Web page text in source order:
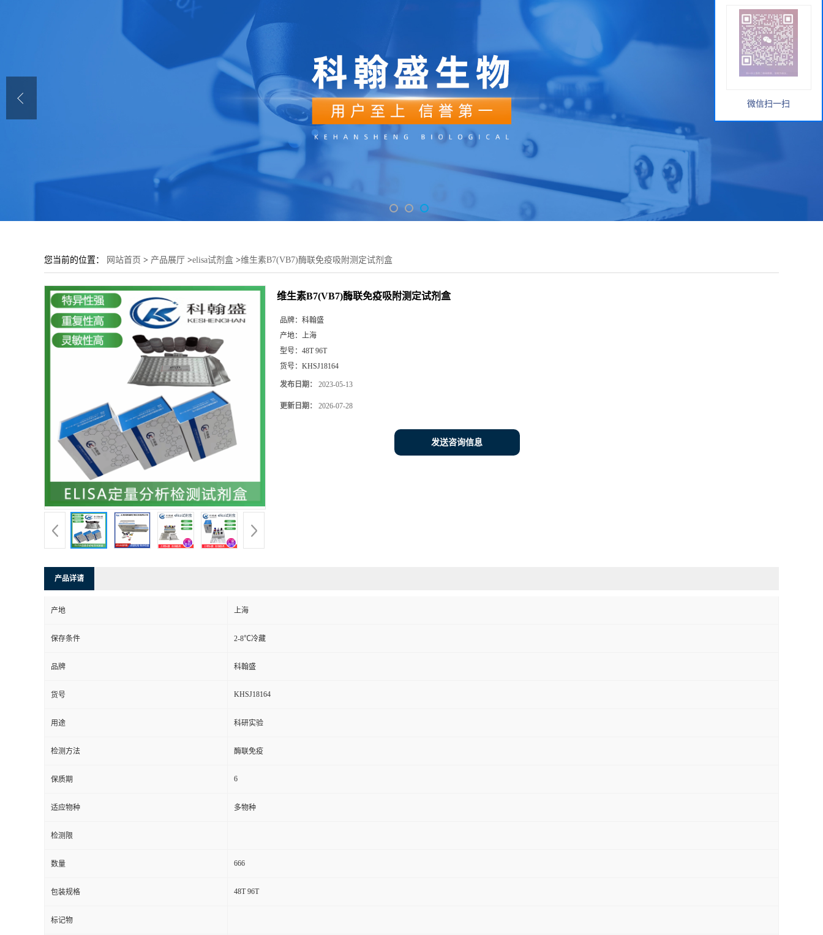
您当前的位置： 网站首页 > 产品展厅 >elisa试剂盒 >维生素B7(VB7)酶联免疫吸附测定试剂盒
维生素B7(VB7)酶联免疫吸附测定试剂盒
品牌： 科翰盛
产地： 上海
型号： 48T 96T
货号： KHSJ18164
发布日期： 2023-05-13
更新日期： 2026-07-28
发送咨询信息
产品详请
产地 上海
保存条件 2-8℃冷藏
品牌 科翰盛
货号 KHSJ18164
用途 科研实验
检测方法 酶联免疫
保质期 6
适应物种 多物种
检测限
数量 666
包装规格 48T 96T
标记物
微信扫一扫